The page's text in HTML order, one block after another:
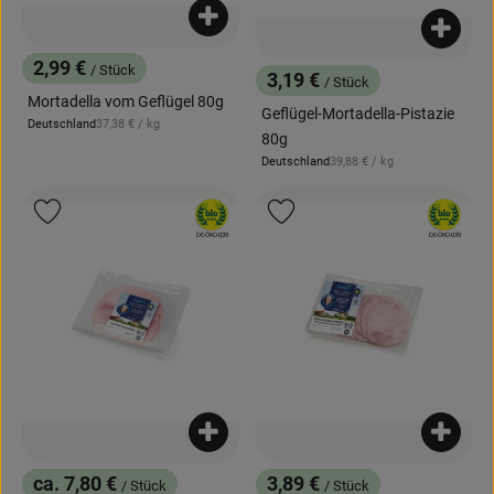
, Preis:
2,99 € / Stück
Mortadella vom Geflügel 80g
, Herkunft:
Deutschland, Referenzpreis:
37,38 € / kg
Produkt zum Warenkorb hinzufügen
, Preis:
3,19 € / Stück
Geflügel-Mortadella-Pistazie
80g
, Herkunft:
Deutschland, Referenzpreis:
39,88 € / kg
ca. 7,80 € / Stück
Produkt zum Warenkorb hinzufügen
, Verband:
, Kontrollstelle:
DE-ÖKO-039
Produkt zu Favouriten hinzufügen
3,89 € / Stück
, Verband:
, Kontrollstelle:
DE-ÖKO-039
Produkt zu Favouriten hinzufügen